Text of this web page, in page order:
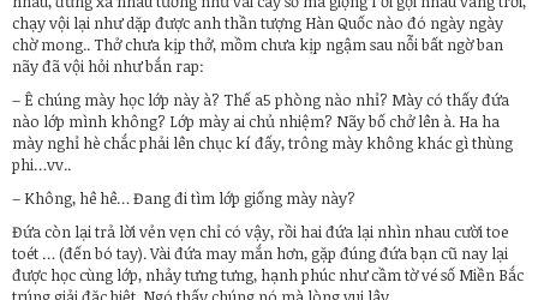
chạy vội lại như dặp được anh thần tượng Hàn Quốc nào đó ngày ngày
chờ mong.. Thở chưa kịp thở, mồm chưa kịp ngậm sau nỗi bất ngờ ban
nãy đã vội hỏi như bắn rap:
– Ê chúng mày học lớp này à? Thế a5 phòng nào nhỉ? Mày có thấy đứa
nào lớp mình không? Lớp mày ai chủ nhiệm? Nãy bố chở lên à. Ha ha
mày nghỉ hè chắc phải lên chục kí đấy, trông mày không khác gì thùng
phi…vv..
– Không, hê hê… Đang đi tìm lớp giống mày này?
Đứa còn lại trả lời vẻn vẹn chỉ có vậy, rồi hai đứa lại nhìn nhau cười toe
toét … (đến bó tay). Vài đứa may mắn hơn, gặp đúng đứa bạn cũ nay lại
được học cùng lớp, nhảy tưng tưng, hạnh phúc như cầm tờ vé số Miền Bắc